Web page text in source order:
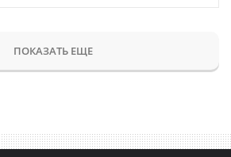
ПОКАЗАТЬ ЕЩЕ